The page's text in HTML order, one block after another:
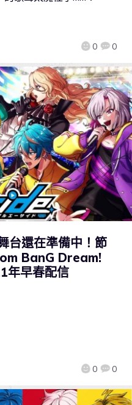
0 0
台還在準備中！節
BanG Dream!
年早春配信
0 0